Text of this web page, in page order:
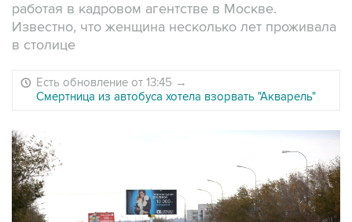
работая в кадровом агентстве в Москве.
Известно, что женщина несколько лет проживала
в столице
Есть обновление от 13:45 →
Смертница из автобуса хотела взорвать "Акварель"